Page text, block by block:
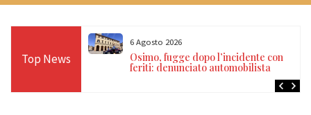
Top News
6 Agosto 2026
Osimo, fugge dopo l’incidente con
feriti: denunciato automobilista